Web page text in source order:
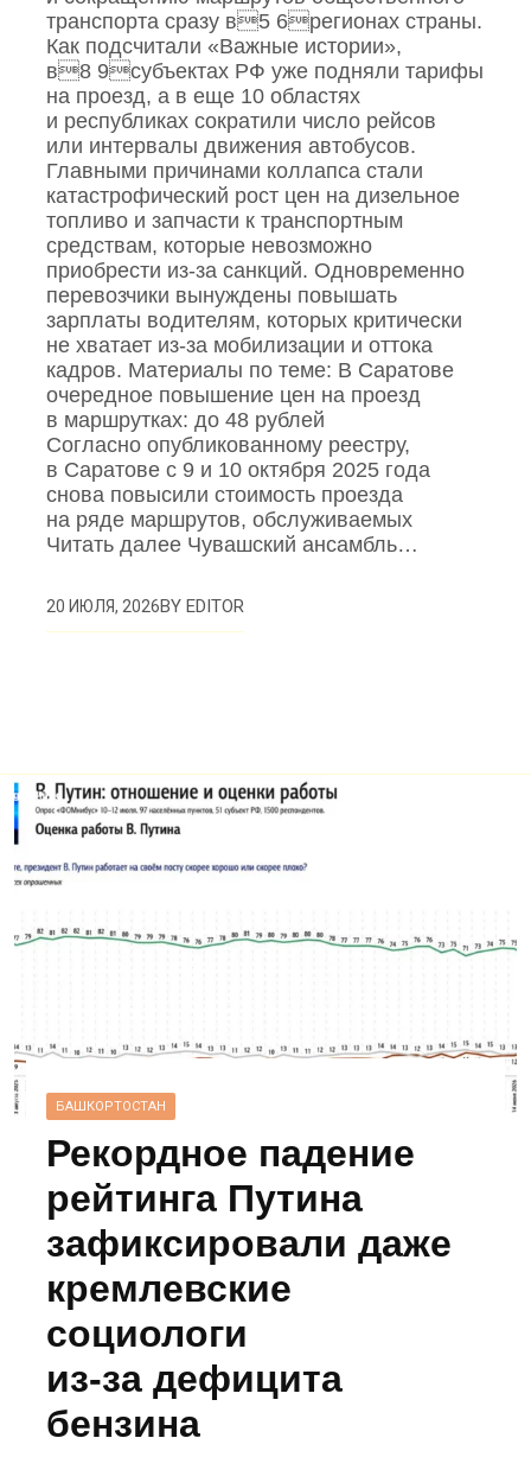
транспорта сразу в5 6регионах страны.
Как подсчитали «Важные истории»,
в8 9субъектах РФ уже подняли тарифы
на проезд, а в еще 10 областях
и республиках сократили число рейсов
или интервалы движения автобусов.
Главными причинами коллапса стали
катастрофический рост цен на дизельное
топливо и запчасти к транспортным
средствам, которые невозможно
приобрести из‑за санкций. Одновременно
перевозчики вынуждены повышать
зарплаты водителям, которых критически
не хватает из‑за мобилизации и оттока
кадров. Материалы по теме: В Саратове
очередное повышение цен на проезд
в маршрутках: до 48 рублей
Согласно опубликованному реестру,
в Саратове с 9 и 10 октября 2025 года
снова повысили стоимость проезда
на ряде маршрутов, обслуживаемых
Читать далее Чувашский ансамбль…
20 ИЮЛЯ, 2026BYEDITOR
БАШКОРТОСТАН
Рекордное падение
рейтинга Путина
зафиксировали даже
кремлевские
социологи
из‑за дефицита
бензина